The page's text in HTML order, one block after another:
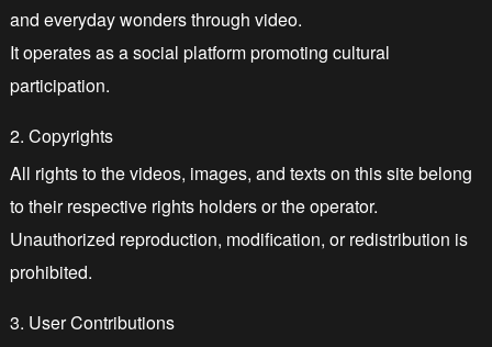
and everyday wonders through video.
It operates as a social platform promoting cultural
participation.
2. Copyrights
All rights to the videos, images, and texts on this site belong
to their respective rights holders or the operator.
Unauthorized reproduction, modification, or redistribution is
prohibited.
3. User Contributions